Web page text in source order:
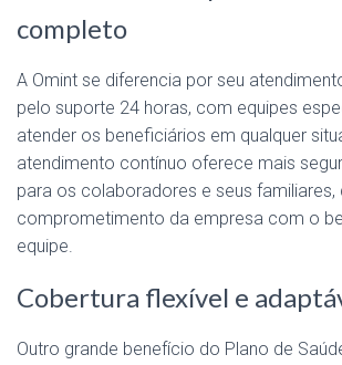
completo
A Omint se diferencia por seu
pelo suporte 24 horas, com equipes
atender os beneficiários em qualquer
atendimento contínuo oferece mais
para os colaboradores e seus
comprometimento da empresa com o
equipe.
Cobertura flexível e
Outro grande benefício do Plano de